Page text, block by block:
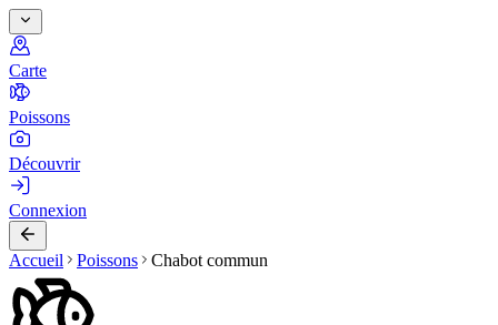
Carte
Poissons
Découvrir
Connexion
Accueil Poissons Chabot commun